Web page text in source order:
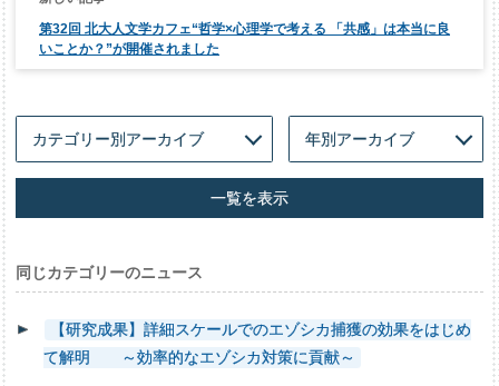
第32回 北大人文学カフェ“哲学×心理学で考える 「共感」は本当に良
いことか？”が開催されました
一覧を表示
同じカテゴリーのニュース
【研究成果】詳細スケールでのエゾシカ捕獲の効果をはじめ
て解明 ～効率的なエゾシカ対策に貢献～